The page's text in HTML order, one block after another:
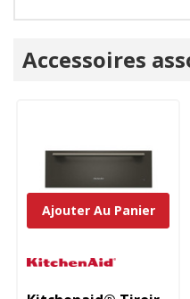
personnalisé
Accessoires
Ajouter Au Panier